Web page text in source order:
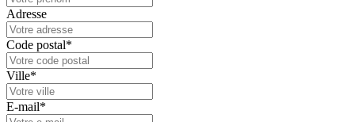
Adresse
Code postal*
Ville*
E-mail*